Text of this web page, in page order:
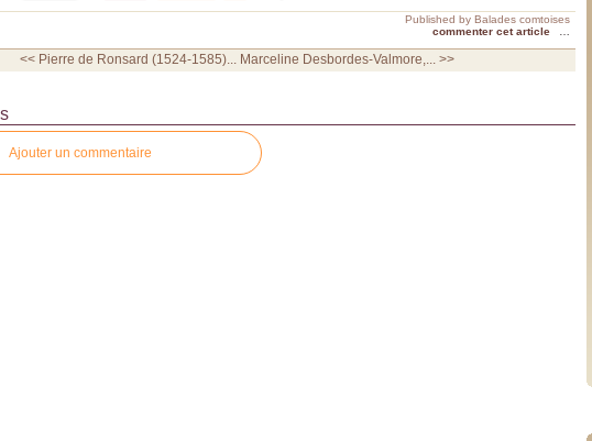
Published by Balades comtoises
commenter cet article
<< Pierre de Ronsard (1524-1585)... Marceline Desbordes-Valmore,... >>
Ajouter un commentaire